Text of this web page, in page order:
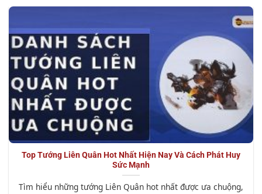
Top Tướng Liên Quân Hot Nhất Hiện Nay Và Cách Phát Huy
Sức Mạnh
Tìm hiểu những tướng Liên Quân hot nhất được ưa chuộng,